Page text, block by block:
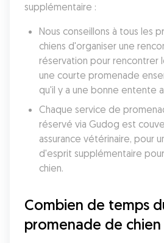
supplémentaire :
Nous conseillons à tous les
chiens d'organiser une
réservation pour rencontrer
une courte promenade
qu'il y a une bonne entente
Chaque service de
réservé via Gudog est
assurance vétérinaire, pour
d'esprit supplémentaire
chien.
Combien de temps
promenade de chien